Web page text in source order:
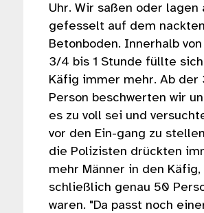
Uhr. Wir saßen oder lagen
gefesselt auf dem nackten
Betonboden. Innerhalb
3/4 bis 1 Stunde füllte
Käfig immer mehr. Ab der
Person beschwerten wir
es zu voll sei und
vor den Ein-gang zu
die Polizisten drückten
mehr Männer in den Käfig,
schließlich genau 50
waren. "Da passt noch